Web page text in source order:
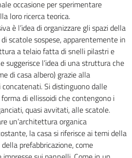
occasione per sperimentare
loro ricerca teorica.
è l’idea di organizzare gli spazi della
scatole sospese, apparentemente in
a telaio fatta di snelli pilastri e
suggerisce l’idea di una struttura che
di casa albero) grazie alla
Si distinguono dalle
di ellissoidi che contengono i
quasi avvitati, alle scatole.
un’architettura organica
la casa si riferisce ai temi della
prefabbricazione, come